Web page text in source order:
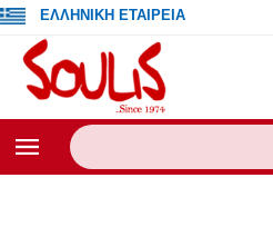
ΕΛΛΗΝΙΚΗ ΕΤΑΙΡΕΙΑ